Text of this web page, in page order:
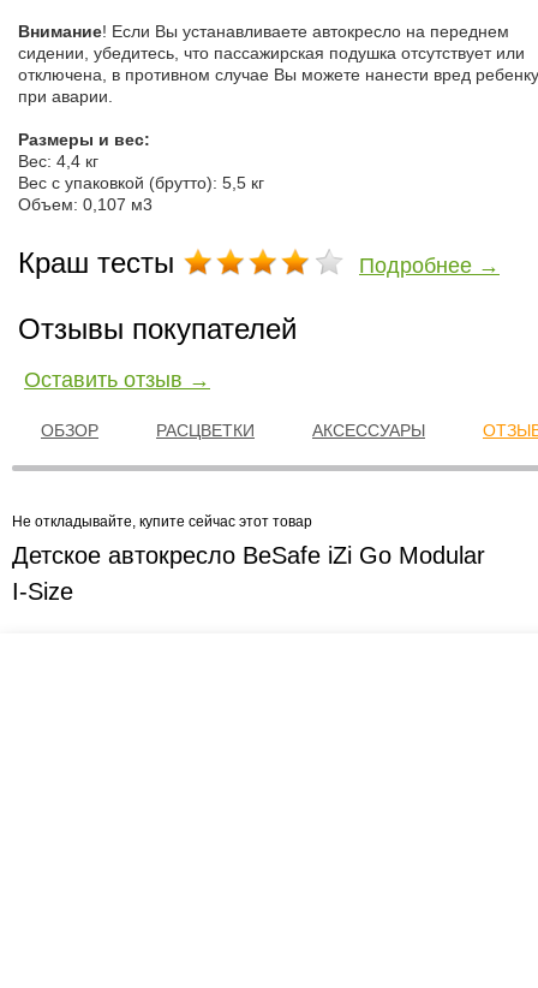
Внимание! Если Вы устанавливаете автокресло на переднем
сидении, убедитесь, что пассажирская подушка отсутствует или
отключена, в противном случае Вы можете нанести вред ребенку
при аварии.
Размеры и вес:
Вес: 4,4 кг
Вес с упаковкой (брутто): 5,5 кг
Объем: 0,107 м3
Краш тесты Подробнее →
Отзывы покупателей
Оставить отзыв →
ОБЗОР РАСЦВЕТКИ АКСЕССУАРЫ
Не откладывайте, купите сейчас этот товар
Детское автокресло BeSafe iZi Go Modular
I-Size